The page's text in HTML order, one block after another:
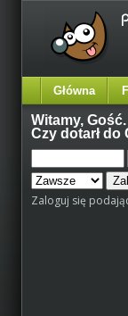
Główna
Witamy, Gość.
Czy dotarł do
Zaloguj się